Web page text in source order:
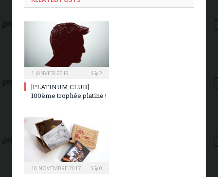
1 JANVIER 2019 2
[PLATINUM CLUB]
100ème trophée platine !
10 NOVEMBRE 2017 0